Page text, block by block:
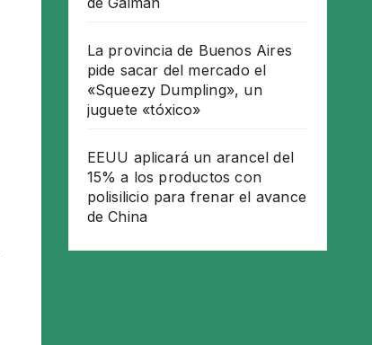
La provincia de Buenos Aires
pide sacar del mercado el
«Squeezy Dumpling», un
juguete «tóxico»
EEUU aplicará un arancel del
15% a los productos con
polisilicio para frenar el avance
de China